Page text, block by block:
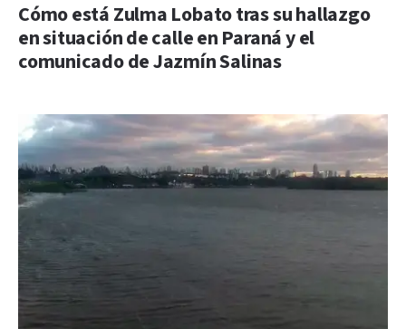
Cómo está Zulma Lobato tras su hallazgo
en situación de calle en Paraná y el
comunicado de Jazmín Salinas